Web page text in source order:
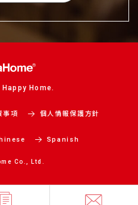
Home.
事項 個人情報保護方針
Spanish
Co., Ltd.